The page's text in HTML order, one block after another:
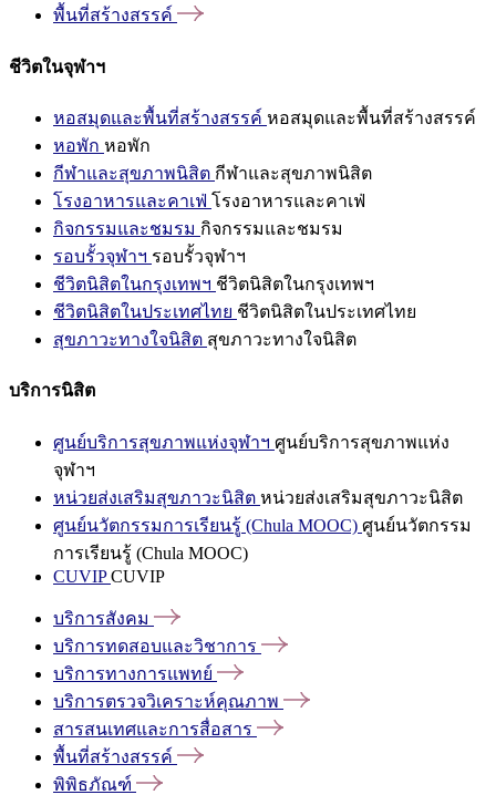
พื้นที่สร้างสรรค์
ชีวิตในจุฬาฯ
หอสมุดและพื้นที่สร้างสรรค์ หอสมุดและพื้นที่สร้างสรรค์
หอพัก หอพัก
กีฬาและสุขภาพนิสิต กีฬาและสุขภาพนิสิต
โรงอาหารและคาเฟ่ โรงอาหารและคาเฟ่
กิจกรรมและชมรม กิจกรรมและชมรม
รอบรั้วจุฬาฯ รอบรั้วจุฬาฯ
ชีวิตนิสิตในกรุงเทพฯ ชีวิตนิสิตในกรุงเทพฯ
ชีวิตนิสิตในประเทศไทย ชีวิตนิสิตในประเทศไทย
สุขภาวะทางใจนิสิต สุขภาวะทางใจนิสิต
บริการนิสิต
ศูนย์บริการสุขภาพแห่งจุฬาฯ ศูนย์บริการสุขภาพแห่ง
จุฬาฯ
หน่วยส่งเสริมสุขภาวะนิสิต หน่วยส่งเสริมสุขภาวะนิสิต
ศูนย์นวัตกรรมการเรียนรู้ (Chula MOOC) ศูนย์นวัตกรรม
การเรียนรู้ (Chula MOOC)
CUVIPCUVIP
บริการสังคม
บริการทดสอบและวิชาการ
บริการทางการแพทย์
บริการตรวจวิเคราะห์คุณภาพ
สารสนเทศและการสื่อสาร
พื้นที่สร้างสรรค์
พิพิธภัณฑ์